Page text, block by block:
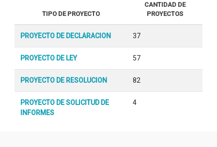
TIPO DE PROYECTO
CANTIDAD DE
PROYECTOS
PROYECTO DE DECLARACION 37
PROYECTO DE LEY 57
PROYECTO DE RESOLUCION 82
PROYECTO DE SOLICITUD DE
INFORMES
4